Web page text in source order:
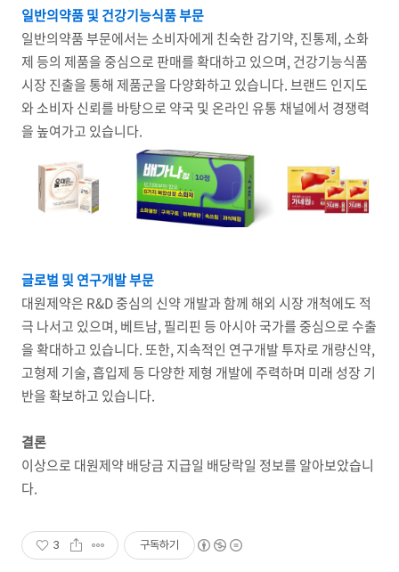
일반의약품 및 건강기능식품 부문
일반의약품 부문에서는 소비자에게 친숙한 감기약, 진통제, 소화
제 등의 제품을 중심으로 판매를 확대하고 있으며, 건강기능식품
시장 진출을 통해 제품군을 다양화하고 있습니다. 브랜드 인지도
와 소비자 신뢰를 바탕으로 약국 및 온라인 유통 채널에서 경쟁력
을 높여가고 있습니다.
글로벌 및 연구개발 부문
대원제약은 R&D 중심의 신약 개발과 함께 해외 시장 개척에도 적
극 나서고 있으며, 베트남, 필리핀 등 아시아 국가를 중심으로 수출
을 확대하고 있습니다. 또한, 지속적인 연구개발 투자로 개량신약,
고형제 기술, 흡입제 등 다양한 제형 개발에 주력하며 미래 성장 기
반을 확보하고 있습니다.
결론
이상으로 대원제약 배당금 지급일 배당락일 정보를 알아보았습니
다.
3 구독하기